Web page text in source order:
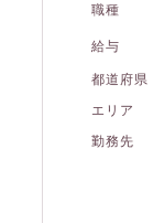
職種
給与
都道府県
エリア
勤務先